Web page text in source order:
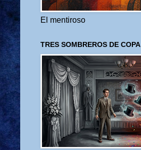
El mentiroso
TRES SOMBREROS DE COPA